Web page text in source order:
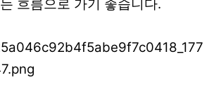
흐름으로 가기 좋습니다.